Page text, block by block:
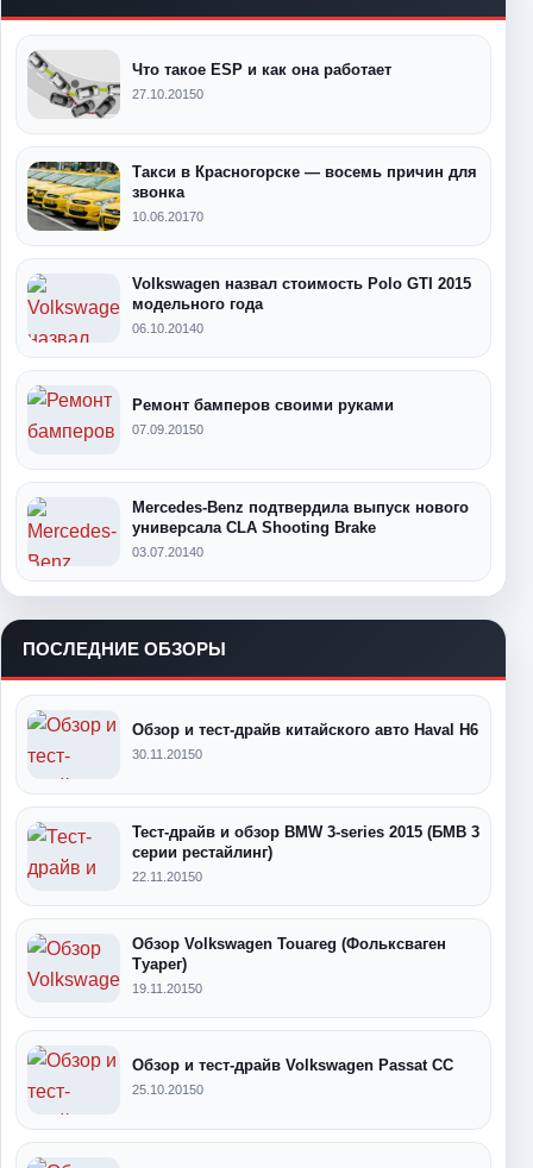
Что такое ESP и как она работает
27.10.20150
Такси в Красногорске — восемь причин для
звонка
10.06.20170
Volkswagen назвал стоимость Polo GTI 2015
модельного года
06.10.20140
Ремонт бамперов своими руками
07.09.20150
Mercedes-Benz подтвердила выпуск нового
универсала CLA Shooting Brake
03.07.20140
ПОСЛЕДНИЕ ОБЗОРЫ
Обзор и тест-драйв китайского авто Haval H6
30.11.20150
Тест-драйв и обзор BMW 3-series 2015 (БМВ 3
серии рестайлинг)
22.11.20150
Обзор Volkswagen Touareg (Фольксваген
Туарег)
19.11.20150
Обзор и тест-драйв Volkswagen Passat CC
25.10.20150